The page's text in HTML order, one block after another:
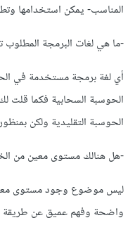
المناسب- يمكن استخدامها
-ما هي لغات البرمجة المطلوب
أي لغة برمجة مستخدمة في
الحوسبة السحابية فكما قلت
الحوسبة التقليدية ولكن
-هل هنالك مستوى معين من
ليس موضوع وجود مستوى
واضحة وفهم عميق عن طريقة